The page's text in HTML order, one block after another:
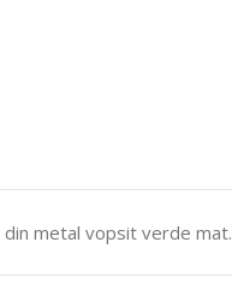
metal vopsit verde mat.